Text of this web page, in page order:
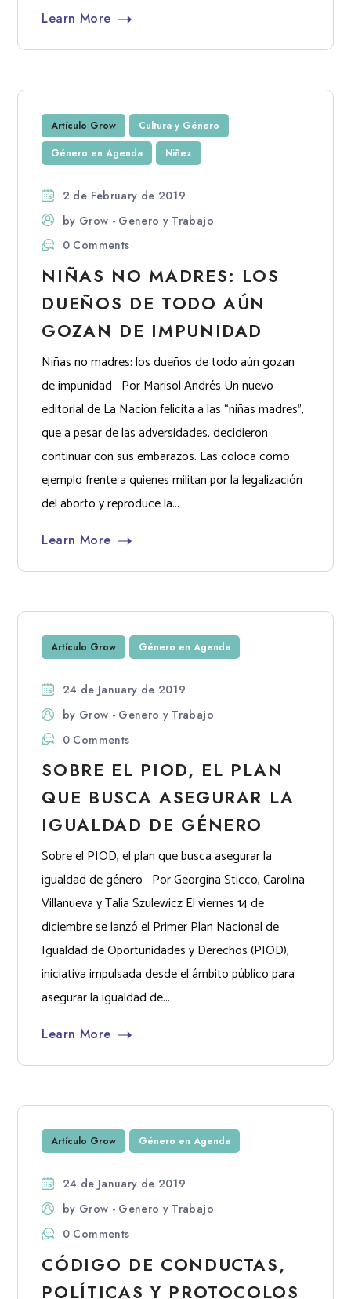
Learn More
Artículo Grow
Cultura y Género
Género en Agenda
Niñez
2 de February de 2019
by Grow - Genero y Trabajo
0 Comments
NIÑAS NO MADRES: LOS
DUEÑOS DE TODO AÚN
GOZAN DE IMPUNIDAD
Niñas no madres: los dueños de todo aún gozan
de impunidad Por Marisol Andrés Un nuevo
editorial de La Nación felicita a las “niñas madres”,
que a pesar de las adversidades, decidieron
continuar con sus embarazos. Las coloca como
ejemplo frente a quienes militan por la legalización
del aborto y reproduce la...
Learn More
Artículo Grow Género en Agenda
24 de January de 2019
by Grow - Genero y Trabajo
0 Comments
SOBRE EL PIOD, EL PLAN
QUE BUSCA ASEGURAR LA
IGUALDAD DE GÉNERO
Sobre el PIOD, el plan que busca asegurar la
igualdad de género Por Georgina Sticco, Carolina
Villanueva y Talia Szulewicz El viernes 14 de
diciembre se lanzó el Primer Plan Nacional de
Igualdad de Oportunidades y Derechos (PIOD),
iniciativa impulsada desde el ámbito público para
asegurar la igualdad de...
Learn More
Artículo Grow Género en Agenda
24 de January de 2019
by Grow - Genero y Trabajo
0 Comments
CÓDIGO DE CONDUCTAS,
POLÍTICAS Y PROTOCOLOS